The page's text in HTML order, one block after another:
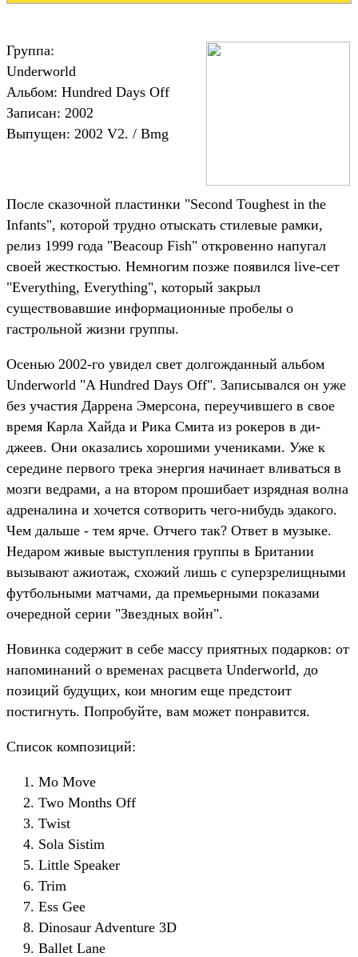
Группа:
Underworld
Альбом: Hundred Days Off
Записан: 2002
Выпущен: 2002 V2. / Bmg
После сказочной пластинки "Second Toughest in the
Infants", которой трудно отыскать стилевые рамки,
релиз 1999 года "Beacoup Fish" откровенно напугал
своей жесткостью. Немногим позже появился live-сет
"Everything, Everything", который закрыл
существовавшие информационные пробелы о
гастрольной жизни группы.
Осенью 2002-го увидел свет долгожданный альбом
Underworld "A Hundred Days Off". Записывался он уже
без участия Даррена Эмерсона, переучившего в свое
время Карла Хайда и Рика Смита из рокеров в ди-
джеев. Они оказались хорошими учениками. Уже к
середине первого трека энергия начинает вливаться в
мозги ведрами, а на втором прошибает изрядная волна
адреналина и хочется сотворить чего-нибудь эдакого.
Чем дальше - тем ярче. Отчего так? Ответ в музыке.
Недаром живые выступления группы в Британии
вызывают ажиотаж, схожий лишь с суперзрелищными
футбольными матчами, да премьерными показами
очередной серии "Звездных войн".
Новинка содержит в себе массу приятных подарков: от
напоминаний о временах расцвета Underworld, до
позиций будущих, кои многим еще предстоит
постигнуть. Попробуйте, вам может понравится.
Список композиций:
Mo Move
Two Months Off
Twist
Sola Sistim
Little Speaker
Trim
Ess Gee
Dinosaur Adventure 3D
Ballet Lane